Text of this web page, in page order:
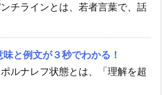
チラインとは、若者言葉で、話
と例文が３秒でわかる！
ルナレフ状態とは、「理解を超